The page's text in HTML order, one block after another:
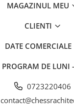
MAGAZINUL MEU
CLIENTI
DATE COMERCIALE
PROGRAM DE
0723220406